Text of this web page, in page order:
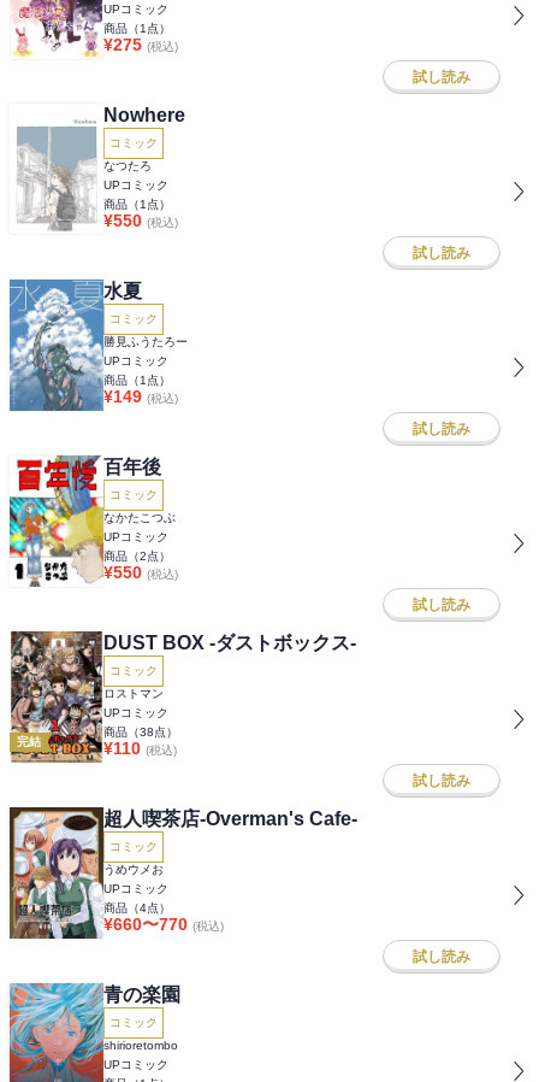
UPコミック
商品（1 点）
¥275 (税込)
試し読み
Nowhere
コミック
なつたろ
UPコミック
商品（1 点）
¥550 (税込)
試し読み
水夏
コミック
勝見ふうたろー
UPコミック
商品（1 点）
¥149 (税込)
試し読み
百年後
コミック
なかたこつぶ
UPコミック
商品（2点）
¥550 (税込)
試し読み
完結
DUST BOX -ダストボックス-
コミック
ロストマン
UPコミック
商品（38点）
¥110 (税込)
試し読み
超人喫茶店-Overman's Cafe-
コミック
うめウメお
UPコミック
商品（4点）
¥660〜770 (税込)
試し読み
青の楽園
コミック
shirioretombo
UPコミック